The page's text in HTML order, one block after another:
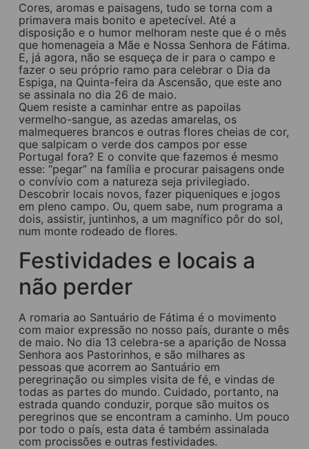
Cores, aromas e paisagens, tudo se torna com a
primavera mais bonito e apetecível. Até a
disposição e o humor melhoram neste que é o mês
que homenageia a Mãe e Nossa Senhora de Fátima.
E, já agora, não se esqueça de ir para o campo e
fazer o seu próprio ramo para celebrar o Dia da
Espiga, na Quinta-feira da Ascensão, que este ano
se assinala no dia 26 de maio.
Quem resiste a caminhar entre as papoilas
vermelho-sangue, as azedas amarelas, os
malmequeres brancos e outras flores cheias de cor,
que salpicam o verde dos campos por esse
Portugal fora? E o convite que fazemos é mesmo
esse: “pegar” na família e procurar paisagens onde
o convívio com a natureza seja privilegiado.
Descobrir locais novos, fazer piqueniques e jogos
em pleno campo. Ou, quem sabe, num programa a
dois, assistir, juntinhos, a um magnífico pôr do sol,
num monte rodeado de flores.
Festividades e locais a
não perder
A romaria ao Santuário de Fátima é o movimento
com maior expressão no nosso país, durante o mês
de maio. No dia 13 celebra-se a aparição de Nossa
Senhora aos Pastorinhos, e são milhares as
pessoas que acorrem ao Santuário em
peregrinação ou simples visita de fé, e vindas de
todas as partes do mundo. Cuidado, portanto, na
estrada quando conduzir, porque são muitos os
peregrinos que se encontram a caminho. Um pouco
por todo o país, esta data é também assinalada
com procissões e outras festividades.